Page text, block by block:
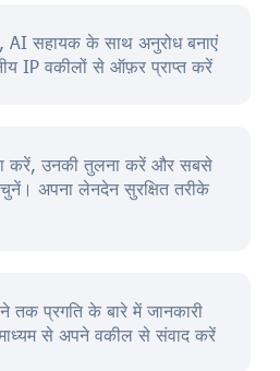
AI सहायक के साथ अनुरोध बनाएं
IP वकीलों से ऑफ़र प्राप्त करें
करें, उनकी तुलना करें और सबसे
अपना लेनदेन सुरक्षित तरीके
तक प्रगति के बारे में जानकारी
से अपने वकील से संवाद करें